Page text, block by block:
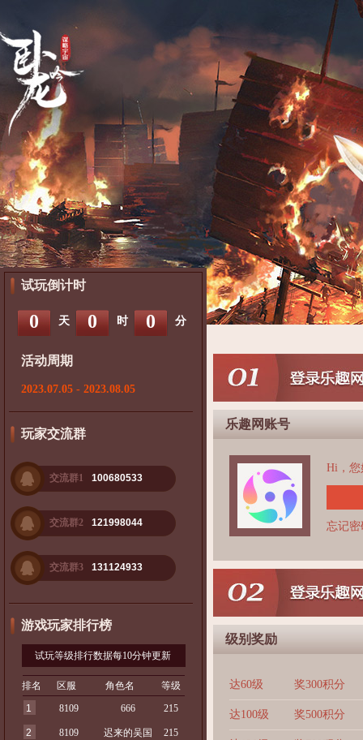
试玩倒计时
0 天 0 时 0 分
活动周期
2023.07.05 - 2023.08.05
玩家交流群
交流群1 100680533
交流群2 121998044
交流群3 131124933
游戏玩家排行榜
试玩等级排行数据每10分钟更新
排名 区服 角色名
等级
1
8109 666 215
2 8109 迟来的吴国 215
乐趣网账号
Hi，您
忘记密
级别奖励
达60级 奖300积分
达100级 奖500积分